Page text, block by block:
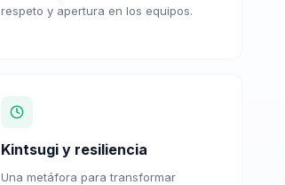
respeto y apertura en los equipos.
Kintsugi y resiliencia
Una metáfora para transformar